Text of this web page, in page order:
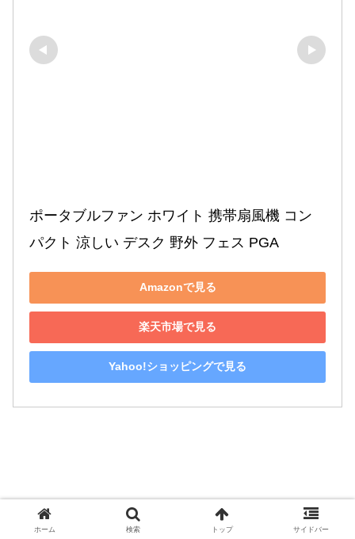
ポータブルファン ホワイト 携帯扇風機 コン
パクト 涼しい デスク 野外 フェス PGA
Amazonで見る
楽天市場で見る
Yahoo!ショッピングで見る
ホーム 検索 トップ サイドバー